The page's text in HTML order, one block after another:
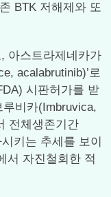
BTK 저해제와 또
아스트라제네카가
acalabrutinib)’로
시판허가를 받
루비카(Imbruvica,
전체생존기간
키는 추세를 보이
서 자진철회한 적